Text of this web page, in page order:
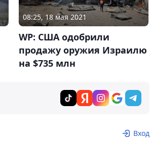
08:25, 18 мая 2021
WP: США одобрили
продажу оружия Израилю
на $735 млн
Вход